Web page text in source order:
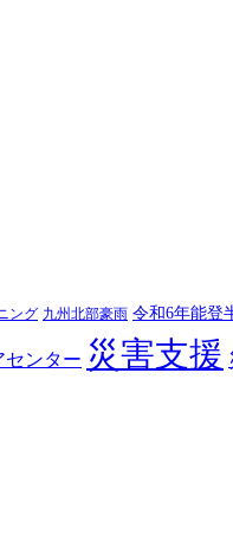
ング 九州北部豪雨 令和6年能登
センター 災害支援